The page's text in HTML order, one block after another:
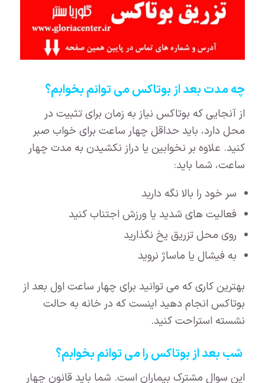
چه مدت بعد از بوتاکس می توانم بخوابم؟
از آنجایی که بوتاکس نیاز به زمان برای تثبیت در
محل دارد، باید حداقل چهار ساعت برای خواب صبر
کنید. علاوه بر نخوابین یا دراز نکشیدن به مدت چهار
ساعت، شما باید:
سر خود را بالا نگه دارید
فعالیت های شدید یا ورزش اجتناب کنید
روی محل تزریق یخ نگذارید
به فیشال یا ماساژ نروید
بهترین کاری که می توانید برای چهار ساعت اول بعد از
بوتاکس انجام دهید اینست که در خانه به حالت
نشسته استراحت کنید.
شب بعد از بوتاکس را می توانم بخوابم؟
این سوال مشترک بیماران است. شما باید قانون چهار